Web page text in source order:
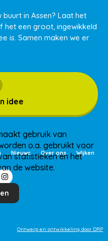
in Assen? Laat het
het een groot, ingewikkeld
is. Samen maken we er
idee
Nieuws Over ons Wijken
Ontwerp en ontwikkeling door DRP
gebruik van
o.a. gebruikt voor
statistieken en het
de website.